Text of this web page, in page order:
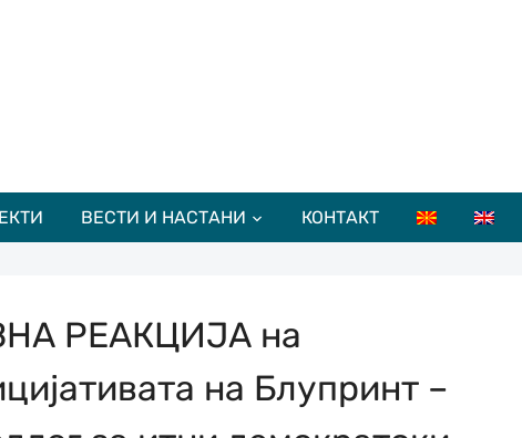
ВЕСТИ И НАСТАНИ КОНТАКТ
РЕАКЦИЈА на
на Блупринт –